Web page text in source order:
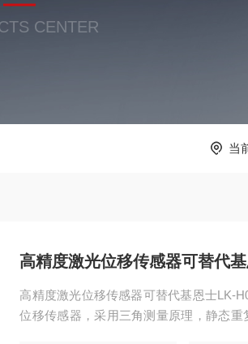
CENTER
当
高精度激光位移传感器可替代
高精度激光位移传感器可替代基恩士LK-
位移传感器，采用三角测量原理，静态重